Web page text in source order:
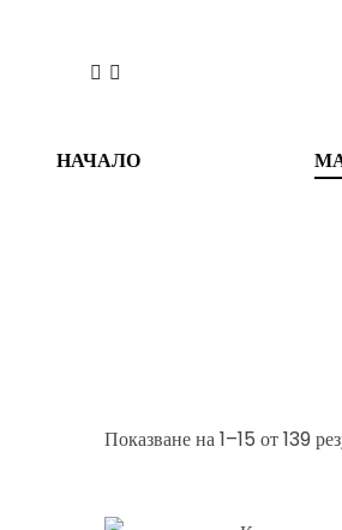
НАЧАЛО
Показване на 1–15 от 139